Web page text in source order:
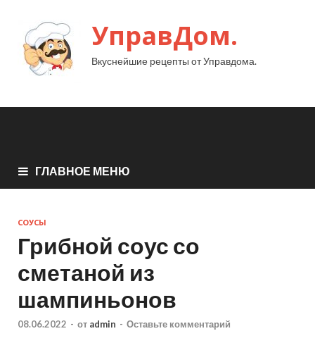
УправДом.
Вкуснейшие рецепты от Управдома.
ГЛАВНОЕ МЕНЮ
СОУСЫ
Грибной соус со
сметаной из
шампиньонов
08.06.2022 - от admin - Оставьте комментарий